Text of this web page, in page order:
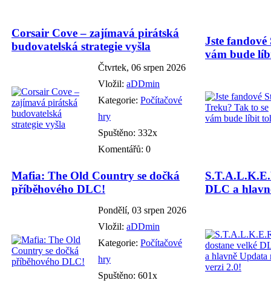
Corsair Cove – zajímavá pirátská
budovatelská strategie vyšla
Čtvrtek, 06 srpen 2026
Vložil: aDDmin
Kategorie: Počítačové
hry
Spuštěno: 332x
Komentářů: 0
Jste
vám bude
Mafia: The Old Country se dočká
příběhového DLC!
Pondělí, 03 srpen 2026
Vložil: aDDmin
Kategorie: Počítačové
hry
Spuštěno: 601x
DLC a